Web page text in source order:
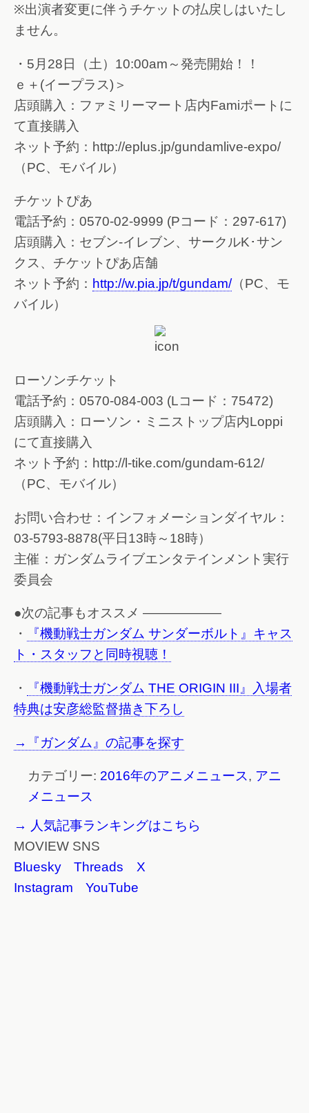
※出演者変更に伴うチケットの払戻しはいたし
ません。
・5月28日（土）10:00am～発売開始！！
ｅ＋(イープラス)＞
店頭購入：ファミリーマート店内Famiポートに
て直接購入
ネット予約：http://eplus.jp/gundamlive-expo/
（PC、モバイル）
チケットぴあ
電話予約：0570-02-9999 (Pコード：297-617)
店頭購入：セブン-イレブン、サークルK･サン
クス、チケットぴあ店舗
ネット予約： http://w.pia.jp/t/gundam/（PC、モ
バイル）
ローソンチケット
電話予約：0570-084-003 (Lコード：75472)
店頭購入：ローソン・ミニストップ店内Loppi
にて直接購入
ネット予約：http://l-tike.com/gundam-612/
（PC、モバイル）
お問い合わせ：インフォメーションダイヤル：
03-5793-8878(平日13時～18時）
主催：ガンダムライブエンタテインメント実行
委員会
●次の記事もオススメ ——————
・
『機動戦士ガンダム サンダーボルト』キャス
ト・スタッフと同時視聴！
・
『機動戦士ガンダム THE ORIGIN III』入場者
特典は安彦総監督描き下ろし
→『ガンダム』の記事を探す
カテゴリー: 2016年のアニメニュース, アニ
メニュース
→ 人気記事ランキングはこちら
MOVIEW SNS
Bluesky
Threads
X
Instagram
YouTube